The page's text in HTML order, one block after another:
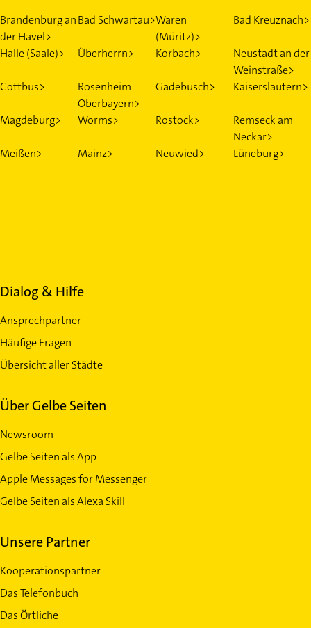
Brandenburg an
der Havel>
Bad Schwartau>Waren
(Müritz)>
Bad Kreuznach>
Halle (Saale)> Überherrn> Korbach>
Neustadt an der
Weinstraße>
Cottbus>
Rosenheim
Oberbayern>
Gadebusch> Kaiserslautern>
Magdeburg> Worms> Rostock>
Remseck am
Neckar>
Meißen>
Mainz> Neuwied> Lüneburg>
Dialog & Hilfe
Ansprechpartner
Häufige Fragen
Übersicht aller Städte
Über Gelbe Seiten
Newsroom
Gelbe Seiten als App
Apple Messages for Messenger
Gelbe Seiten als Alexa Skill
Unsere Partner
Kooperationspartner
Das Telefonbuch
Das Örtliche